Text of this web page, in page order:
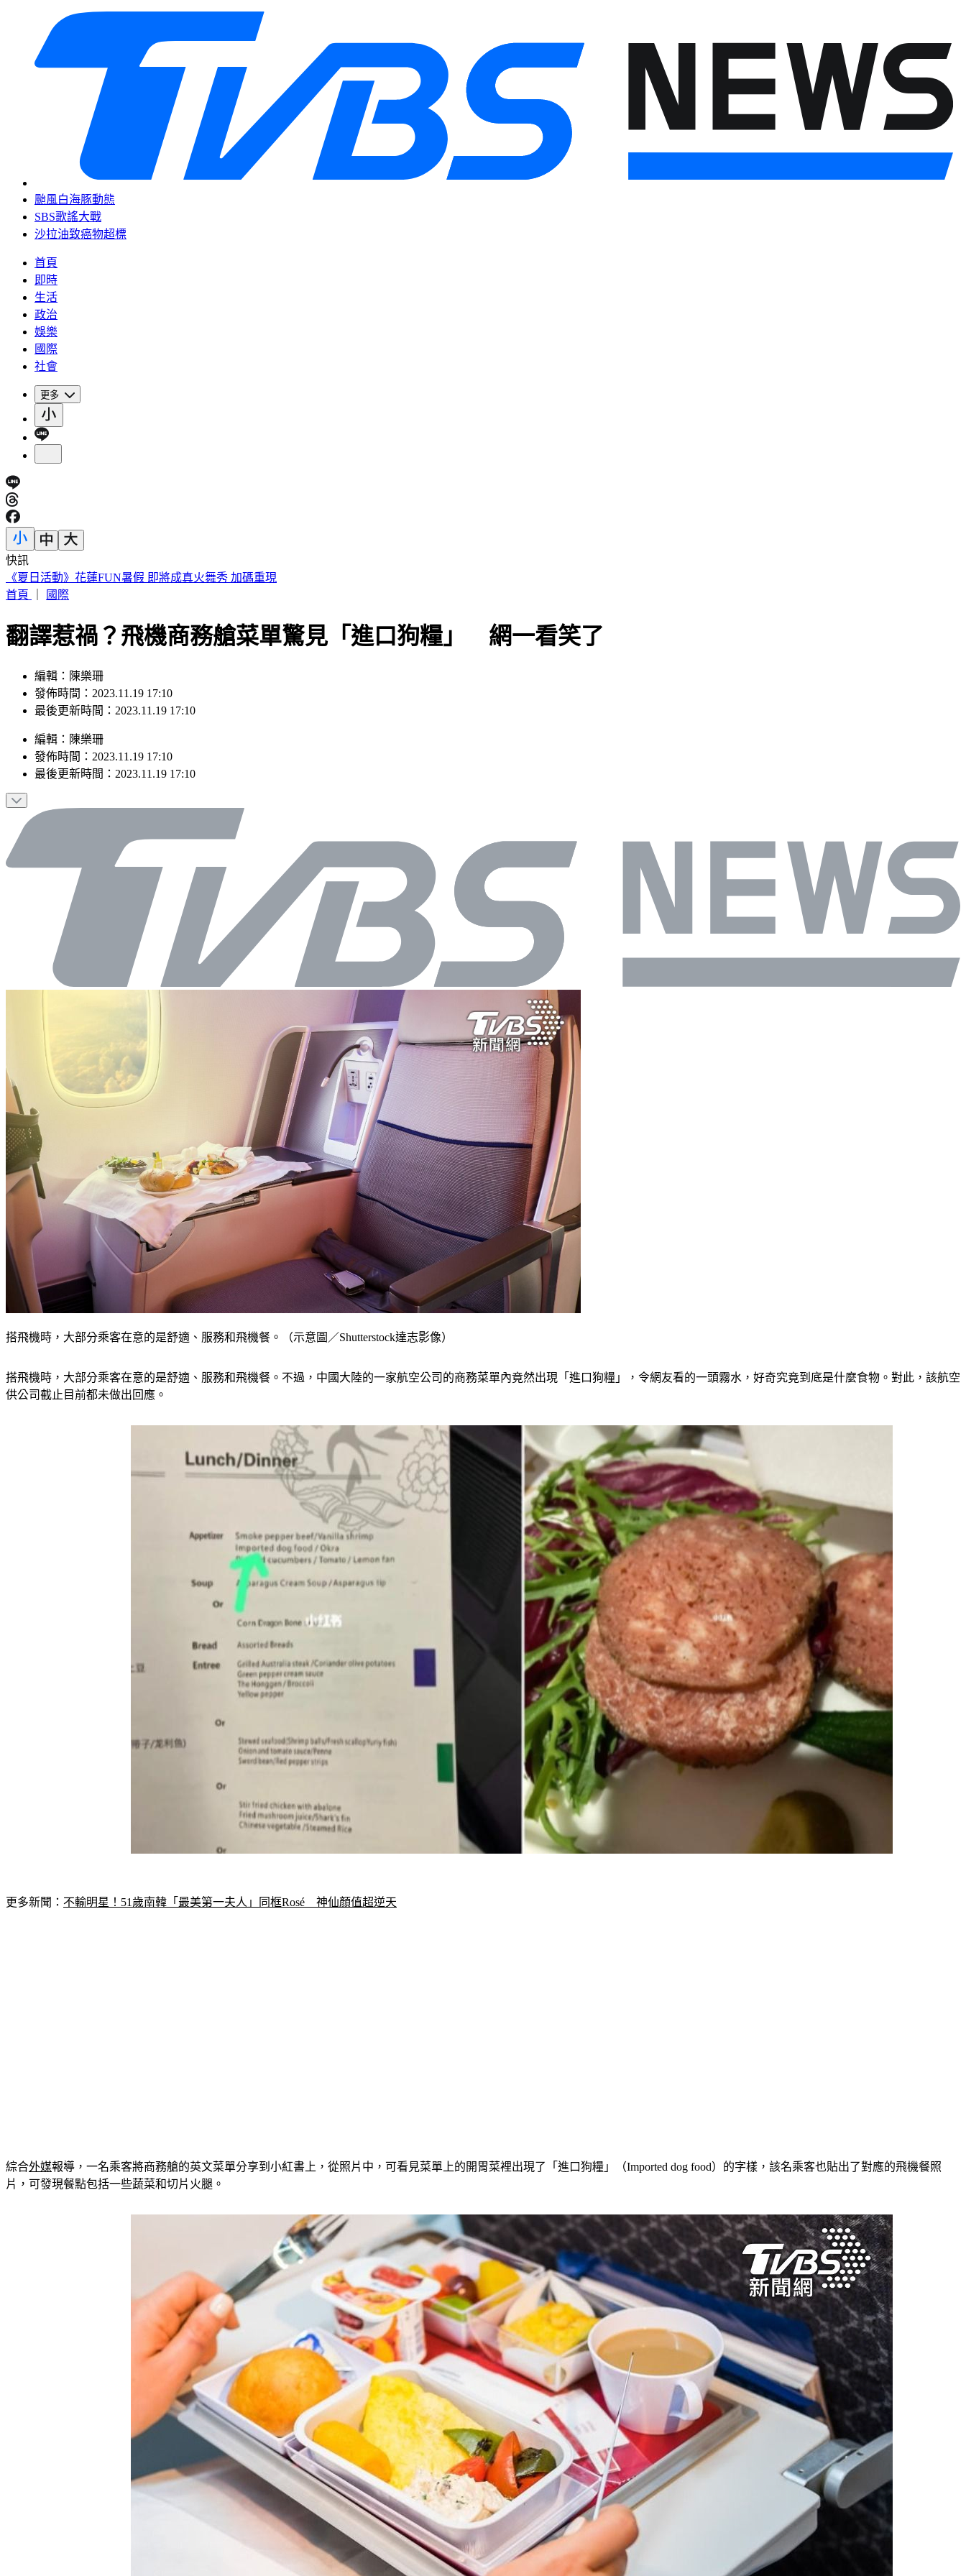
颱風白海豚動態
SBS歌謠大戰
沙拉油致癌物超標
首頁
即時
生活
政治
娛樂
國際
社會
更多
快訊
《夏日活動》花蓮FUN暑假 即將成真火舞秀 加碼重現
首頁
國際
翻譯惹禍？飛機商務艙菜單驚見「進口狗糧」 網一看笑了
編輯：陳樂珊
發佈時間：2023.11.19 17:10
最後更新時間：2023.11.19 17:10
編輯 ： 陳樂珊
發佈時間： 2023.11.19 17:10
最後更新時間： 2023.11.19 17:10
搭飛機時，大部分乘客在意的是舒適、服務和飛機餐。（示意圖／Shutterstock達志影像）
搭飛機時，大部分乘客在意的是舒適、服務和飛機餐。不過，中國大陸的一家航空公司的商務菜單內竟然出現「進口狗糧」，令網友看的一頭霧水，好奇究竟到底是什麼食物。對此，該航空
供公司截止目前都未做出回應。
更多新聞： 不輸明星！51歲南韓「最美第一夫人」同框Rosé　神仙顏值超逆天
綜合外媒報導，一名乘客將商務艙的英文菜單分享到小紅書上，從照片中，可看見菜單上的開胃菜裡出現了「進口狗糧」（Imported dog food）的字樣，該名乘客也貼出了對應的飛機餐照
片，可發現餐點包括一些蔬菜和切片火腿。